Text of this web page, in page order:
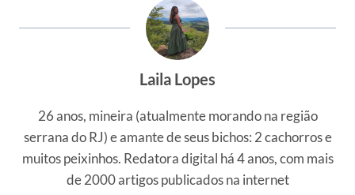
Laila Lopes
26 anos, mineira (atualmente morando na região
serrana do RJ) e amante de seus bichos: 2 cachorros e
muitos peixinhos. Redatora digital há 4 anos, com mais
de 2000 artigos publicados na internet